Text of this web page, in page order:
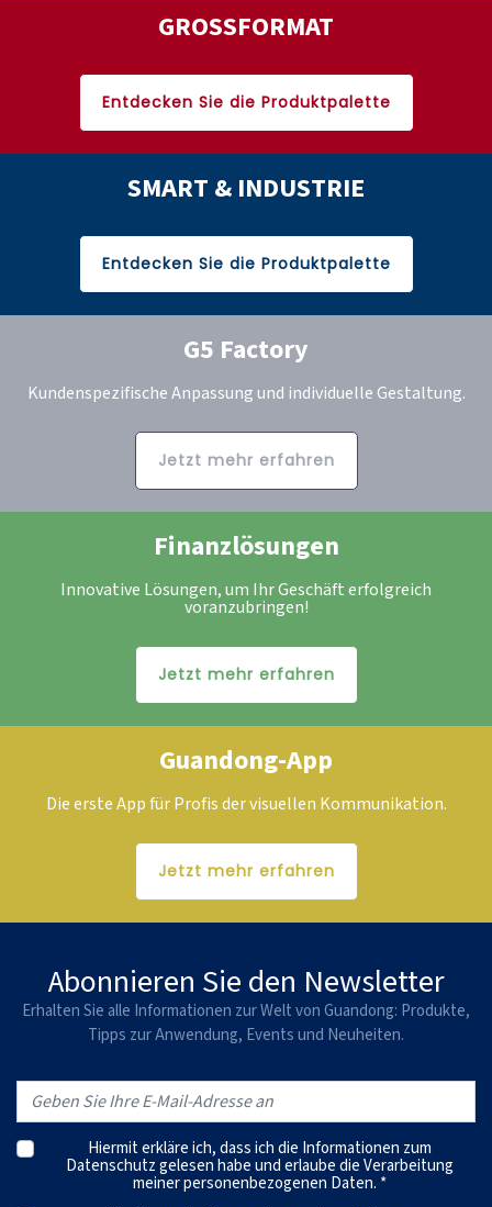
GROSSFORMAT
Entdecken Sie die Produktpalette
SMART & INDUSTRIE
Entdecken Sie die Produktpalette
G5 Factory
Kundenspezifische Anpassung und individuelle Gestaltung.
Jetzt mehr erfahren
Finanzlösungen
Innovative Lösungen, um Ihr Geschäft erfolgreich
voranzubringen!
Jetzt mehr erfahren
Guandong-App
Die erste App für Profis der visuellen Kommunikation.
Jetzt mehr erfahren
Abonnieren Sie den Newsletter
Erhalten Sie alle Informationen zur Welt von Guandong: Produkte,
Tipps zur Anwendung, Events und Neuheiten.
Hiermit erkläre ich, dass ich die Informationen zum
Datenschutz gelesen habe und erlaube die Verarbeitung
meiner personenbezogenen Daten. *